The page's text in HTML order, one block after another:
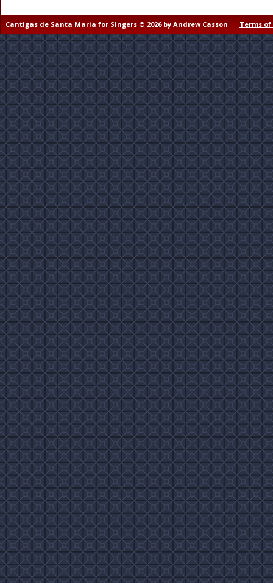
Cantigas de Santa Maria for Singers © 2026 by Andrew Casson Terms of